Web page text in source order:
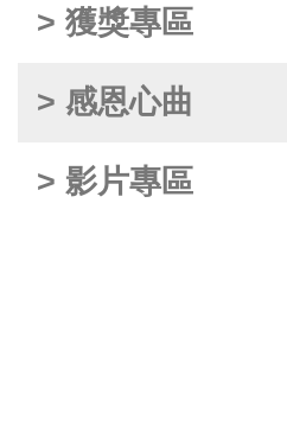
> 獲獎專區
> 感恩心曲
> 影片專區